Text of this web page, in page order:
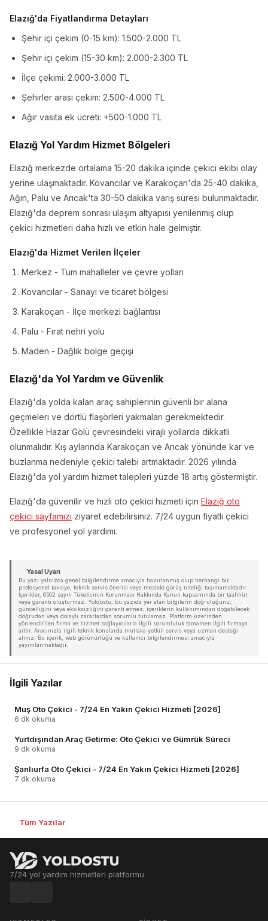
Elazığ'da Fiyatlandırma Detayları
Şehir içi çekim (0-15 km): 1.500-2.000 TL
Şehir içi çekim (15-30 km): 2.000-2.300 TL
İlçe çekimi: 2.000-3.000 TL
Şehirler arası çekim: 2.500-4.000 TL
Ağır vasıta ek ücreti: +500-1.000 TL
Elazığ Yol Yardım Hizmet Bölgeleri
Elazığ merkezde ortalama 15-20 dakika içinde çekici ekibi olay
yerine ulaşmaktadır. Kovancılar ve Karakoçan'da 25-40 dakika,
Ağın, Palu ve Arıcak'ta 30-50 dakika varış süresi bulunmaktadır.
Elazığ'da deprem sonrası ulaşım altyapısı yenilenmiş olup
çekici hizmetleri daha hızlı ve etkin hale gelmiştir.
Elazığ'da Hizmet Verilen İlçeler
Merkez - Tüm mahalleler ve çevre yolları
Kovancılar - Sanayi ve ticaret bölgesi
Karakoçan - İlçe merkezi bağlantısı
Palu - Fırat nehri yolu
Maden - Dağlık bölge geçişi
Elazığ'da Yol Yardım ve Güvenlik
Elazığ'da yolda kalan araç sahiplerinin güvenli bir alana
geçmeleri ve dörtlü flaşörleri yakmaları gerekmektedir.
Özellikle Hazar Gölü çevresindeki virajlı yollarda dikkatli
olunmalıdır. Kış aylarında Karakoçan ve Arıcak yönünde kar ve
buzlanma nedeniyle çekici talebi artmaktadır. 2026 yılında
Elazığ'da yol yardım hizmet talepleri yüzde 18 artış göstermiştir.
Elazığ'da güvenilir ve hızlı oto çekici hizmeti için Elazığ oto
çekici sayfamızı ziyaret edebilirsiniz. 7/24 uygun fiyatlı çekici
ve profesyonel yol yardımı.
Yasal Uyarı
Bu yazı yalnızca genel bilgilendirme amacıyla hazırlanmış olup herhangi bir
profesyonel tavsiye, teknik servis önerisi veya mesleki görüş niteliği taşımamaktadır.
İçerikler, 6502 sayılı Tüketicinin Korunması Hakkında Kanun kapsamında bir taahhüt
veya garanti oluşturmaz. Yoldostu, bu yazıda yer alan bilgilerin doğruluğunu,
güncelliğini veya eksiksizliğini garanti etmez; içeriklerin kullanımından doğabilecek
doğrudan veya dolaylı zararlardan sorumlu tutulamaz. Platform üzerinden
yönlendirilen firma ve hizmet sağlayıcılarla ilgili sorumluluk tamamen ilgili firmaya
aittir. Aracınızla ilgili teknik konularda mutlaka yetkili servis veya uzman desteği
alınız. Bu içerik, web görünürlüğü ve kullanıcı bilgilendirmesi amacıyla
yayımlanmaktadır.
İlgili Yazılar
Muş Oto Çekici - 7/24 En Yakın Çekici Hizmeti [2026]
6 dk okuma
Yurtdışından Araç Getirme: Oto Çekici ve Gümrük Süreci
9 dk okuma
Şanlıurfa Oto Çekici - 7/24 En Yakın Çekici Hizmeti [2026]
7 dk okuma
Tüm Yazılar
7/24 yol yardım hizmetleri platformu